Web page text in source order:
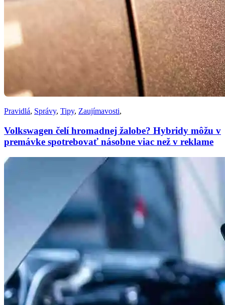
Pravidlá, Správy, Tipy, Zaujímavosti,
Volkswagen čelí hromadnej žalobe? Hybridy môžu v
premávke spotrebovať násobne viac než v reklame